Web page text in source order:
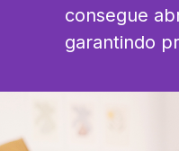
consegue
garantindo